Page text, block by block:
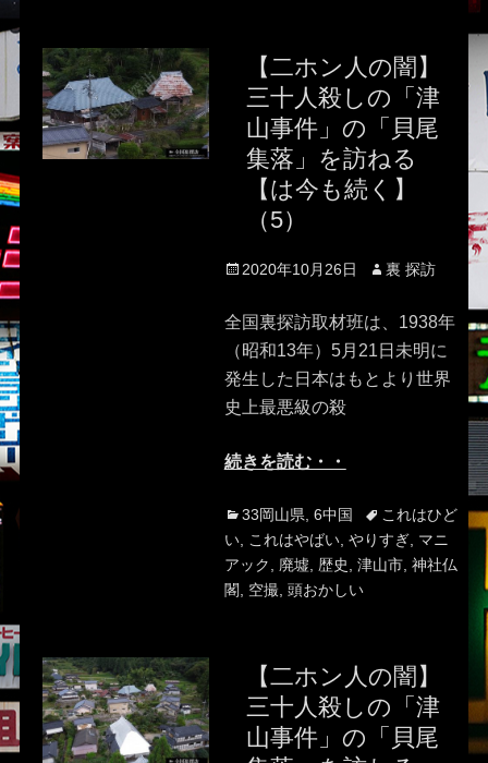
【二ホン人の闇】
三十人殺しの「津
山事件」の「貝尾
集落」を訪ねる
【は今も続く】
（5）
Posted
2020年10月26日 Author
裏 探訪
全国裏探訪取材班は、1938年
（昭和13年）5月21日未明に
発生した日本はもとより世界
史上最悪級の殺
続きを読む・・
Categories
33岡山県 6中国 Tagsこれはひど
い, これはやばい, やりすぎ, マニ
アック
廃墟 歴史 津山市, 神社仏
閣
空撮, 頭おかしい
【二ホン人の闇】
三十人殺しの「津
山事件」の「貝尾